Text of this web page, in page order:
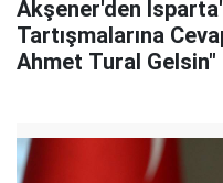
Akşener'den
Tartışmalarına
Ahmet Tural Gelsin"